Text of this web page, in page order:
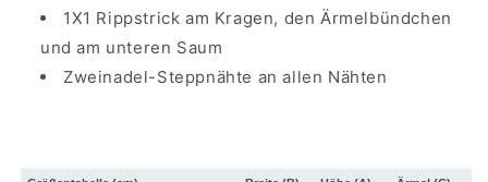
1X1 Rippstrick am Kragen, den Ärmelbündchen
und am unteren Saum
Zweinadel-Steppnähte an allen Nähten